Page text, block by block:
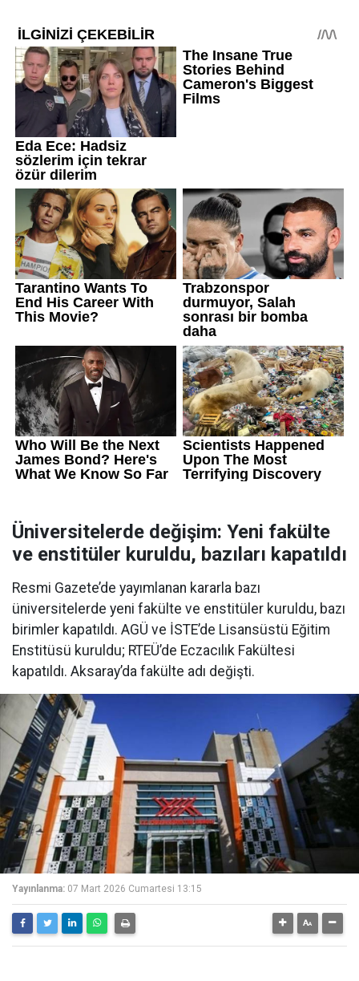
Üniversitelerde değişim: Yeni fakülte
ve enstitüler kuruldu, bazıları kapatıldı
Resmi Gazete’de yayımlanan kararla bazı
üniversitelerde yeni fakülte ve enstitüler kuruldu, bazı
birimler kapatıldı. AGÜ ve İSTE’de Lisansüstü Eğitim
Enstitüsü kuruldu; RTEÜ’de Eczacılık Fakültesi
kapatıldı. Aksaray’da fakülte adı değişti.
Yayınlanma: 07 Mart 2026 Cumartesi 13:15